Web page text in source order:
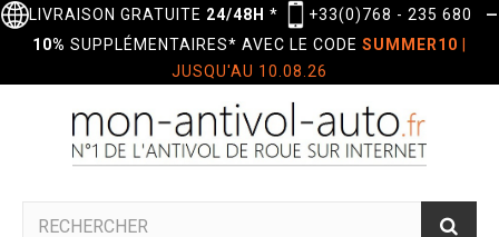
LIVRAISON GRATUITE 24/48H * +33(0)768 - 235 680
—
10% SUPPLÉMENTAIRES* AVEC LE CODE SUMMER10
JUSQU'AU 10.08.26